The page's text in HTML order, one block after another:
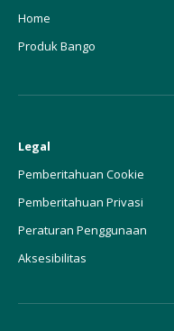
Home
Produk Bango
Legal
Pemberitahuan Cookie
Pemberitahuan Privasi
Peraturan Penggunaan
Aksesibilitas